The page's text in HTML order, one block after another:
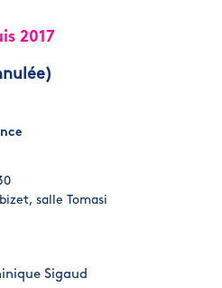
2017
salle Tomasi
Sigaud